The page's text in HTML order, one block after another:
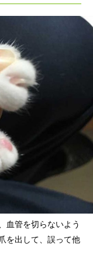
血管を切らないよう
を出して、誤って他